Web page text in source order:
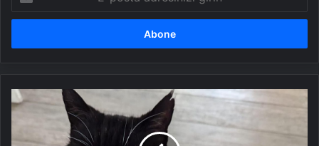
posta
adresinizi
"Kedi
ilişkileri
Palmerston,